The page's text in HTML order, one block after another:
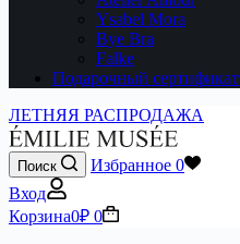
Ysabel Mora
Bye Bra
Falke
Подарочный сертификат
ЛЕТНЯЯ РАСПРОДАЖА
Поиск Избранное 0
Вход
Корзина0₽ 0